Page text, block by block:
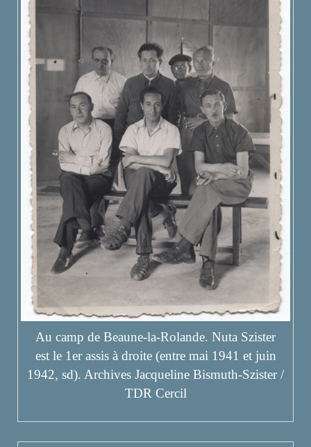
Au camp de Beaune-la-Rolande. Nuta Szister
est le 1er assis à droite (entre mai 1941 et juin
1942, sd). Archives Jacqueline Bismuth-Szister /
TDR Cercil